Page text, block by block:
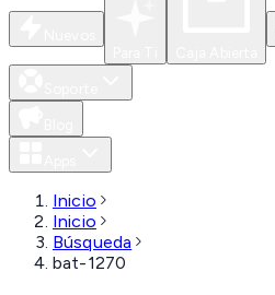
Inicio
Inicio
Búsqueda
bat-1270